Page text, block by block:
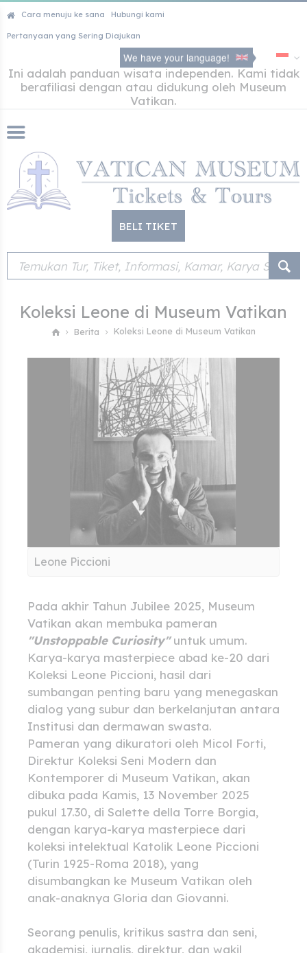
Cara menuju ke sana Hubungi kami
Pertanyaan yang Sering Diajukan
We have your language!
Ini adalah panduan wisata independen. Kami tidak
berafiliasi dengan atau didukung oleh Museum
Vatikan.
BELI TIKET
Koleksi Leone di Museum Vatikan
Berita Koleksi Leone di Museum Vatikan
Leone Piccioni
Pada akhir Tahun Jubilee 2025, Museum
Vatikan akan membuka pameran
"Unstoppable Curiosity"untuk umum.
Karya-karya masterpiece abad ke-20 dari
Koleksi Leone Piccioni, hasil dari
sumbangan penting baru yang menegaskan
dialog yang subur dan berkelanjutan antara
Institusi dan dermawan swasta.
Pameran yang dikuratori oleh Micol Forti,
Direktur Koleksi Seni Modern dan
Kontemporer di Museum Vatikan, akan
dibuka pada Kamis, 13 November 2025
pukul 17.30, di Salette della Torre Borgia,
dengan karya-karya masterpiece dari
koleksi intelektual Katolik Leone Piccioni
(Turin 1925-Roma 2018), yang
disumbangkan ke Museum Vatikan oleh
anak-anaknya Gloria dan Giovanni.
Seorang penulis, kritikus sastra dan seni,
akademisi, jurnalis, direktur, dan wakil